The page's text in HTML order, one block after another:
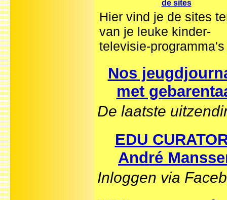
de sites
Hier vind je de sites
van je leuke kinder-
televisie-programma's
Nos
met
De laatste
EDU
André
Inloggen via